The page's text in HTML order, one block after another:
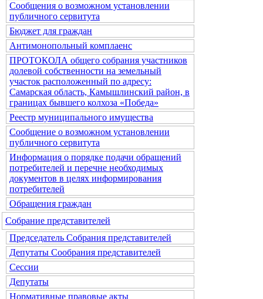
Сообщения о возможном установлении
публичного сервитута
Бюджет для граждан
Антимонопольный комплаенс
ПРОТОКОЛА общего собрания участников
долевой собственности на земельный
участок расположенный по адресу:
Самарская область, Камышлинский район, в
границах бывшего колхоза «Победа»
Реестр муниципального имущества
Сообщение о возможном установлении
публичного сервитута
Информация о порядке подачи обращений
потребителей и перечне необходимых
документов в целях информирования
потребителей
Обращения граждан
Собрание представителей
Председатель Собрания представителей
Депутаты Сообрания представителей
Сессии
Депутаты
Нормативные правовые акты